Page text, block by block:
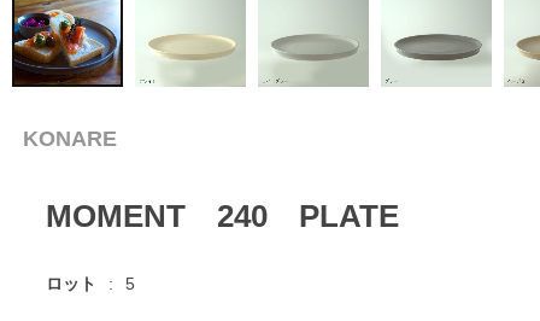
KONARE
MOMENT 240 PLATE
ロット 5